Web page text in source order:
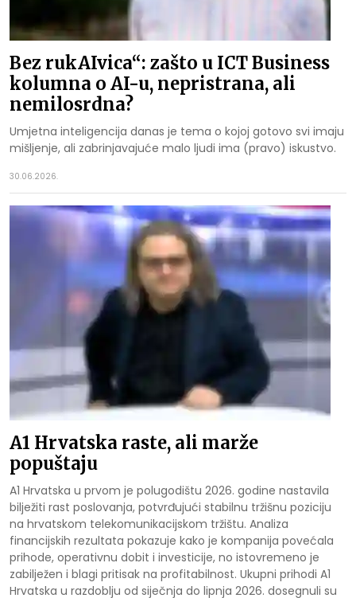
Bez rukAIvica“: zašto u ICT Business
kolumna o AI-u, nepristrana, ali
nemilosrdna?
Umjetna inteligencija danas je tema o kojoj gotovo svi imaju
mišljenje, ali zabrinjavajuće malo ljudi ima (pravo) iskustvo.
30.06.2026.
A1 Hrvatska raste, ali marže
popuštaju
A1 Hrvatska u prvom je polugodištu 2026. godine nastavila
bilježiti rast poslovanja, potvrđujući stabilnu tržišnu poziciju
na hrvatskom telekomunikacijskom tržištu. Analiza
financijskih rezultata pokazuje kako je kompanija povećala
prihode, operativnu dobit i investicije, no istovremeno je
zabilježen i blagi pritisak na profitabilnost. Ukupni prihodi A1
Hrvatska u razdoblju od siječnja do lipnja 2026. dosegnuli su